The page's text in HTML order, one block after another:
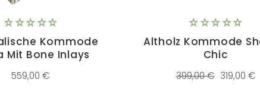
Kommode
Mit Bone Inlays
559,00 €
Altholz Kommode
Chic
Normaler
399,00 € 319,00 €